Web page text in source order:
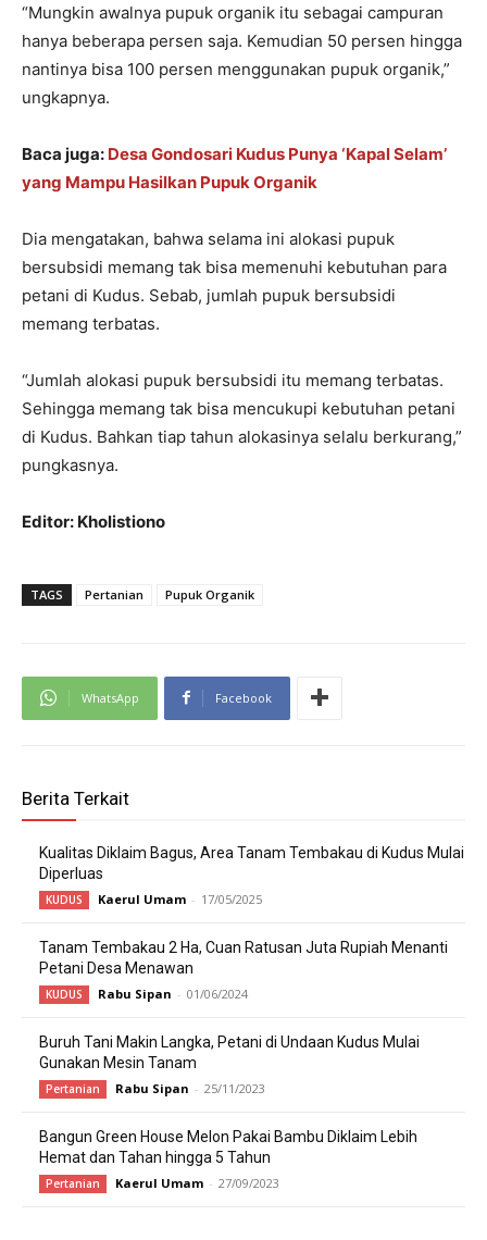
“Mungkin awalnya pupuk organik itu sebagai campuran
hanya beberapa persen saja. Kemudian 50 persen hingga
nantinya bisa 100 persen menggunakan pupuk organik,”
ungkapnya.
Baca juga: Desa Gondosari Kudus Punya ‘Kapal Selam’
yang Mampu Hasilkan Pupuk Organik
Dia mengatakan, bahwa selama ini alokasi pupuk
bersubsidi memang tak bisa memenuhi kebutuhan para
petani di Kudus. Sebab, jumlah pupuk bersubsidi
memang terbatas.
“Jumlah alokasi pupuk bersubsidi itu memang terbatas.
Sehingga memang tak bisa mencukupi kebutuhan petani
di Kudus. Bahkan tiap tahun alokasinya selalu berkurang,”
pungkasnya.
Editor: Kholistiono
TAGS Pertanian Pupuk Organik
WhatsApp Facebook
Berita Terkait
Kualitas Diklaim Bagus, Area Tanam Tembakau di Kudus Mulai
Diperluas
KUDUS Kaerul Umam - 17/05/2025
Tanam Tembakau 2 Ha, Cuan Ratusan Juta Rupiah Menanti
Petani Desa Menawan
KUDUS Rabu Sipan - 01/06/2024
Buruh Tani Makin Langka, Petani di Undaan Kudus Mulai
Gunakan Mesin Tanam
Pertanian Rabu Sipan - 25/11/2023
Bangun Green House Melon Pakai Bambu Diklaim Lebih
Hemat dan Tahan hingga 5 Tahun
Pertanian Kaerul Umam - 27/09/2023